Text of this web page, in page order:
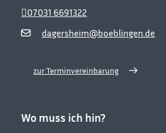
dagersheim@boeblingen.de
07031 6691322
zur Terminvereinbarung
Wo muss ich hin?